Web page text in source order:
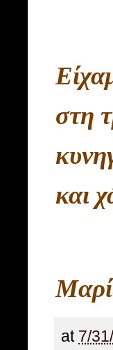
στη
και
at 7/